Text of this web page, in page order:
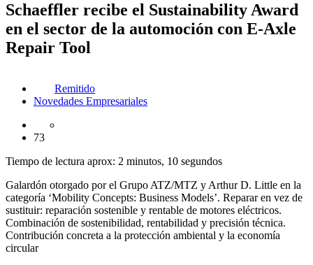
Schaeffler recibe el Sustainability Award
en el sector de la automoción con E-Axle
Repair Tool
Remitido
Novedades Empresariales
73
Tiempo de lectura aprox: 2 minutos, 10 segundos
Galardón otorgado por el Grupo ATZ/MTZ y Arthur D. Little en la
categoría ‘Mobility Concepts: Business Models’. Reparar en vez de
sustituir: reparación sostenible y rentable de motores eléctricos.
Combinación de sostenibilidad, rentabilidad y precisión técnica.
Contribución concreta a la protección ambiental y la economía
circular